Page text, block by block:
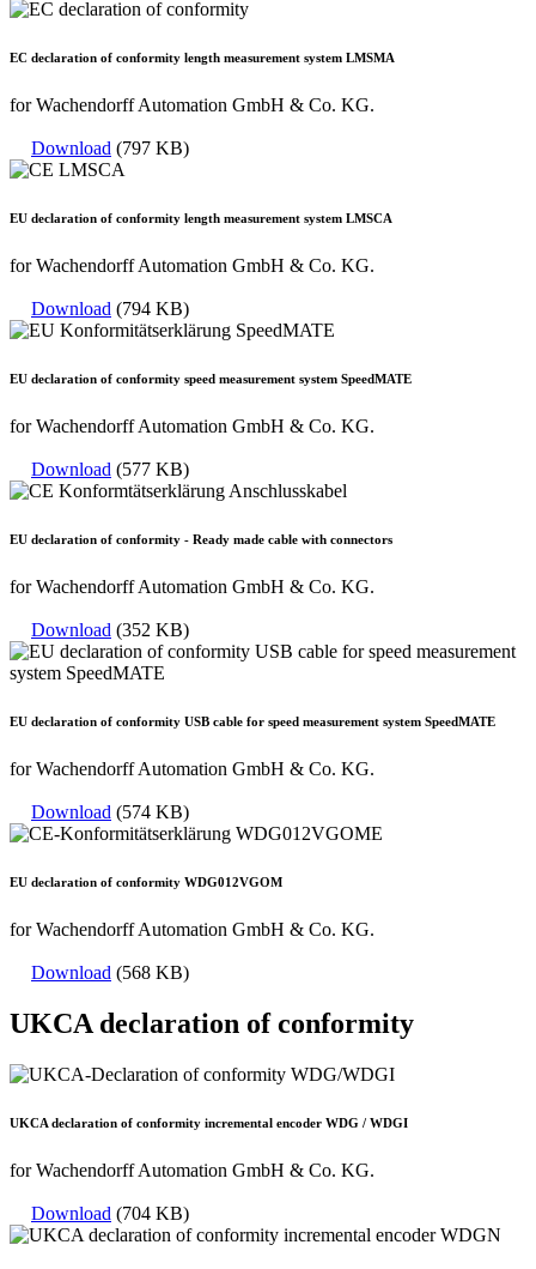
EC declaration of conformity length measurement system LMSMA
for Wachendorff Automation GmbH & Co. KG.
Download (797 KB)
EU declaration of conformity length measurement system LMSCA
for Wachendorff Automation GmbH & Co. KG.
Download (794 KB)
EU declaration of conformity speed measurement system SpeedMATE
for Wachendorff Automation GmbH & Co. KG.
Download (577 KB)
EU declaration of conformity - Ready made cable with connectors
for Wachendorff Automation GmbH & Co. KG.
Download (352 KB)
EU declaration of conformity USB cable for speed measurement system SpeedMATE
for Wachendorff Automation GmbH & Co. KG.
Download (574 KB)
EU declaration of conformity WDG012VGOM
for Wachendorff Automation GmbH & Co. KG.
Download (568 KB)
UKCA declaration of conformity
UKCA declaration of conformity incremental encoder WDG / WDGI
for Wachendorff Automation GmbH & Co. KG.
Download (704 KB)